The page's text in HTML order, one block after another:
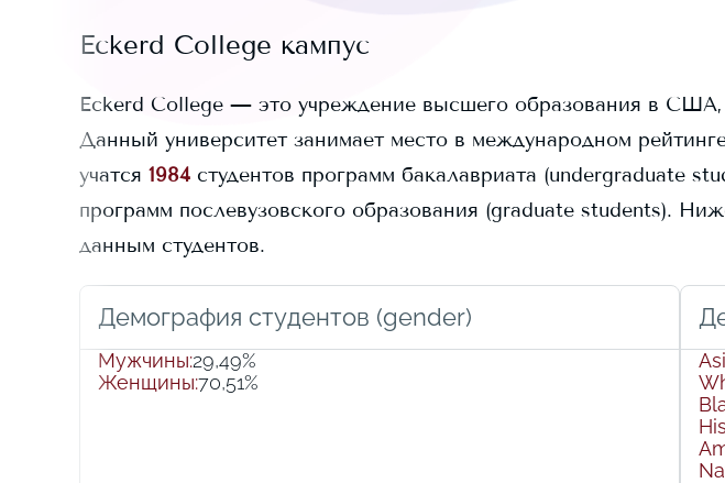
Eckerd College кампус
Eckerd College — это учреждение высшего образования в США,
Данный университет занимает место в международном
учатся 1984 студентов программ бакалавриата (undergraduate
программ послевузовского образования (graduate students).
данным студентов.
Демография студентов (gender)
Мужчины:29,49%
Женщины:70,51%